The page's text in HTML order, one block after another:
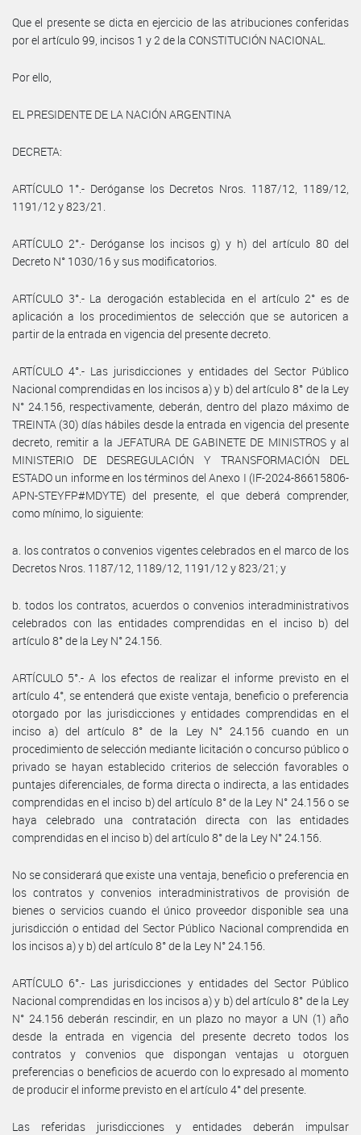
Que el presente se dicta en ejercicio de las atribuciones conferidas
por el artículo 99, incisos 1 y 2 de la CONSTITUCIÓN NACIONAL.
Por ello,
EL PRESIDENTE DE LA NACIÓN ARGENTINA
DECRETA:
ARTÍCULO 1°.- Deróganse los Decretos Nros. 1187/12, 1189/12,
1191/12 y 823/21.
ARTÍCULO 2°.- Deróganse los incisos g) y h) del artículo 80 del
Decreto N° 1030/16 y sus modificatorios.
ARTÍCULO 3°.- La derogación establecida en el artículo 2° es de
aplicación a los procedimientos de selección que se autoricen a
partir de la entrada en vigencia del presente decreto.
ARTÍCULO 4°.- Las jurisdicciones y entidades del Sector Público
Nacional comprendidas en los incisos a) y b) del artículo 8° de la Ley
N° 24.156, respectivamente, deberán, dentro del plazo máximo de
TREINTA (30) días hábiles desde la entrada en vigencia del presente
decreto, remitir a la JEFATURA DE GABINETE DE MINISTROS y al
MINISTERIO DE DESREGULACIÓN Y TRANSFORMACIÓN DEL
ESTADO un informe en los términos del Anexo I (IF-2024-86615806-
APN-STEYFP#MDYTE) del presente, el que deberá comprender,
como mínimo, lo siguiente:
a. los contratos o convenios vigentes celebrados en el marco de los
Decretos Nros. 1187/12, 1189/12, 1191/12 y 823/21; y
b. todos los contratos, acuerdos o convenios interadministrativos
celebrados con las entidades comprendidas en el inciso b) del
artículo 8° de la Ley N° 24.156.
ARTÍCULO 5°.- A los efectos de realizar el informe previsto en el
artículo 4°, se entenderá que existe ventaja, beneficio o preferencia
otorgado por las jurisdicciones y entidades comprendidas en el
inciso a) del artículo 8° de la Ley N° 24.156 cuando en un
procedimiento de selección mediante licitación o concurso público o
privado se hayan establecido criterios de selección favorables o
puntajes diferenciales, de forma directa o indirecta, a las entidades
comprendidas en el inciso b) del artículo 8° de la Ley N° 24.156 o se
haya celebrado una contratación directa con las entidades
comprendidas en el inciso b) del artículo 8° de la Ley N° 24.156.
No se considerará que existe una ventaja, beneficio o preferencia en
los contratos y convenios interadministrativos de provisión de
bienes o servicios cuando el único proveedor disponible sea una
jurisdicción o entidad del Sector Público Nacional comprendida en
los incisos a) y b) del artículo 8° de la Ley N° 24.156.
ARTÍCULO 6°.- Las jurisdicciones y entidades del Sector Público
Nacional comprendidas en los incisos a) y b) del artículo 8° de la Ley
N° 24.156 deberán rescindir, en un plazo no mayor a UN (1) año
desde la entrada en vigencia del presente decreto todos los
contratos y convenios que dispongan ventajas u otorguen
preferencias o beneficios de acuerdo con lo expresado al momento
de producir el informe previsto en el artículo 4° del presente.
Las referidas jurisdicciones y entidades deberán impulsar